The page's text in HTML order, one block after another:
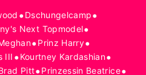
•Dschungelcamp•
Next Topmodel•
•Prinz Harry•
III •Kourtney Kardashian•
Pitt•Prinzessin Beatrice•